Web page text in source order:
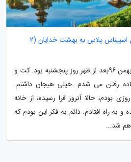
سفرنامه بالی -پروازی از هتل اسپیناس پلاس به بهشت خدایان (2
بعد از ظهر روز پنجشنبه 12 بهمن 96بعد از ظهر روز پنجشنبه بود. کت و
رفتن می شدم .خیلی هیجان داشتم.
بودم، حالا آنروز فرا رسیده، از خانه
و به راه افتادم. دائم به فکر این بودم که
شد...